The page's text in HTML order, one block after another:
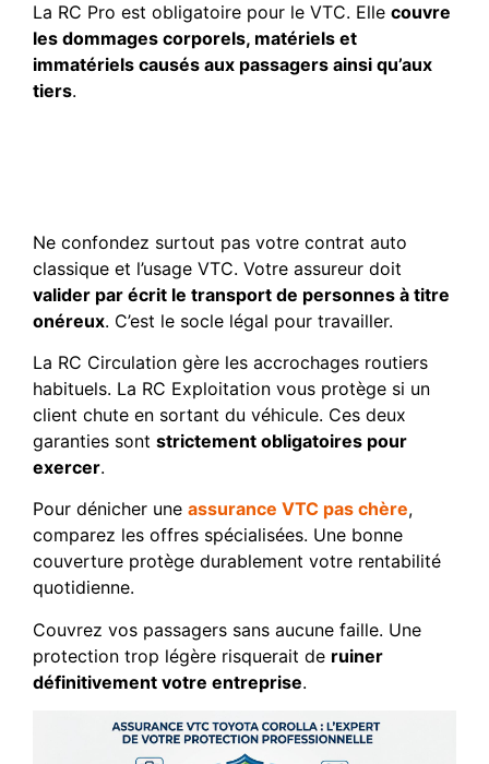
La RC Pro est obligatoire pour le VTC. Elle couvre
les dommages corporels, matériels et
immatériels causés aux passagers ainsi qu’aux
tiers.
Ne confondez surtout pas votre contrat auto
classique et l’usage VTC. Votre assureur doit
valider par écrit le transport de personnes à titre
onéreux. C’est le socle légal pour travailler.
La RC Circulation gère les accrochages routiers
habituels. La RC Exploitation vous protège si un
client chute en sortant du véhicule. Ces deux
garanties sont strictement obligatoires pour
exercer.
Pour dénicher une assurance VTC pas chère,
comparez les offres spécialisées. Une bonne
couverture protège durablement votre rentabilité
quotidienne.
Couvrez vos passagers sans aucune faille. Une
protection trop légère risquerait de ruiner
définitivement votre entreprise.